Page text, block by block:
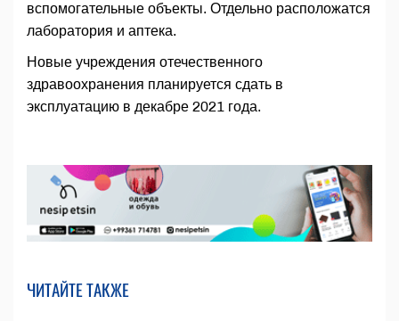
вспомогательные объекты. Отдельно расположатся
лаборатория и аптека.
Новые учреждения отечественного
здравоохранения планируется сдать в
эксплуатацию в декабре 2021 года.
ЧИТАЙТЕ ТАКЖЕ